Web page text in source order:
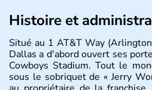
Histoire et
Situé au 1 AT&T Way
Dallas a d'abord ouvert ses
Cowboys Stadium. Tout le
sous le sobriquet de « Jerry